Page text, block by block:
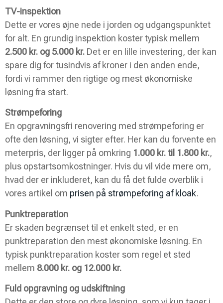
TV-inspektion
Dette er vores øjne nede i jorden og udgangspunktet
for alt. En grundig inspektion koster typisk mellem
2.500 kr. og 5.000 kr. Det er en lille investering, der kan
spare dig for tusindvis af kroner i den anden ende,
fordi vi rammer den rigtige og mest økonomiske
løsning fra start.
Strømpeforing
En opgravningsfri renovering med strømpeforing er
ofte den løsning, vi sigter efter. Her kan du forvente en
meterpris, der ligger på omkring 1.000 kr. til 1.800 kr.,
plus opstartsomkostninger. Hvis du vil vide mere om,
hvad der er inkluderet, kan du få det fulde overblik i
vores artikel om prisen på strømpeforing af kloak.
Punktreparation
Er skaden begrænset til et enkelt sted, er en
punktreparation den mest økonomiske løsning. En
typisk punktreparation koster som regel et sted
mellem 8.000 kr. og 12.000 kr.
Fuld opgravning og udskiftning